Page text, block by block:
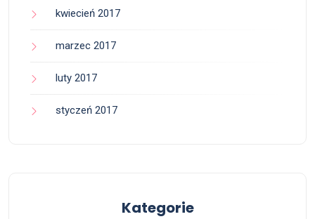
kwiecień 2017
marzec 2017
luty 2017
styczeń 2017
Kategorie